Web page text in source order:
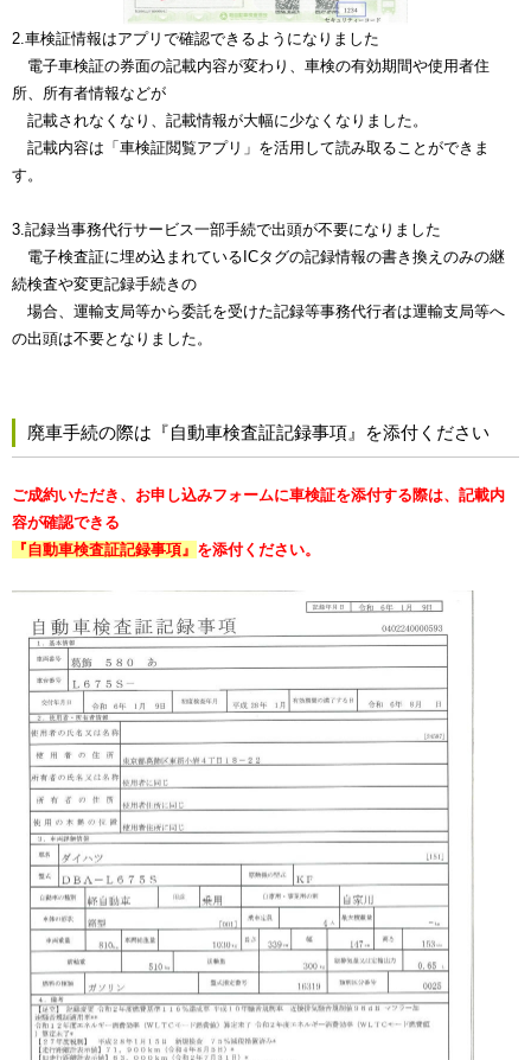
2.車検証情報はアプリで確認できるようになりました
電子車検証の券面の記載内容が変わり、車検の有効期間や使用者住
所、所有者情報などが
記載されなくなり、記載情報が大幅に少なくなりました。
記載内容は「車検証閲覧アプリ」を活用して読み取ることができま
す。
3.記録当事務代行サービス一部手続で出頭が不要になりました
電子検査証に埋め込まれているICタグの記録情報の書き換えのみの継
続検査や変更記録手続きの
場合、運輸支局等から委託を受けた記録等事務代行者は運輸支局等へ
の出頭は不要となりました。
廃車手続の際は『自動車検査証記録事項』を添付ください
ご成約いただき、お申し込みフォームに車検証を添付する際は、記載内
容が確認できる
『自動車検査証記録事項』 を添付ください。